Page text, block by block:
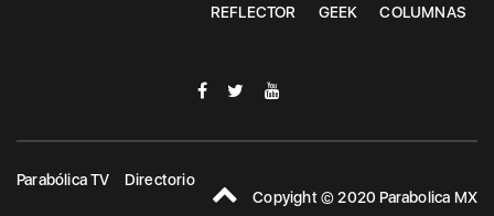
REFLECTOR GEEK COLUMNAS
Parabólica TV
Directorio
Copyight © 2020 Parabolica MX